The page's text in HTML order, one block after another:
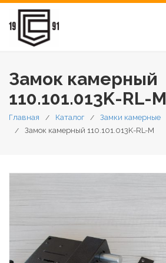
Замок камерный
110.101.013K-RL-M
Главная Каталог
Замки камерные
Замок камерный 110.101.013K-RL-M